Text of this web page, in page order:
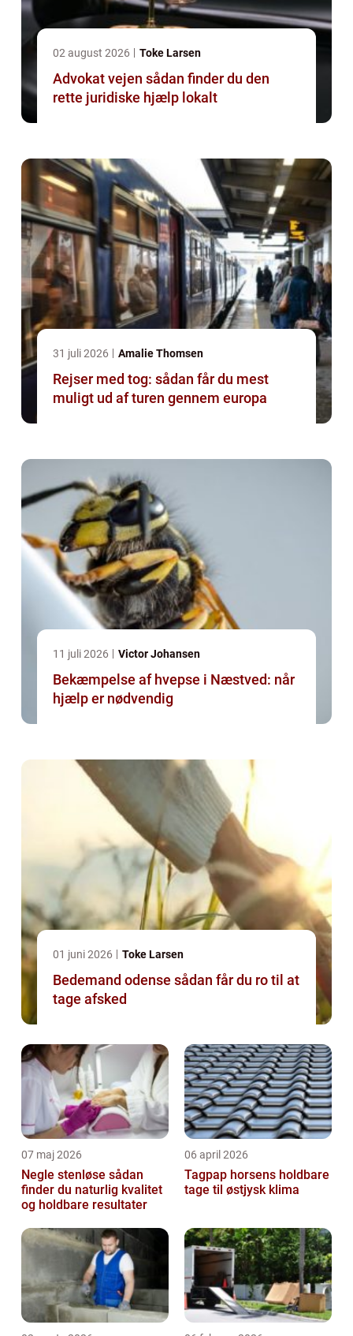
02 august 2026 Toke Larsen
Advokat vejen sådan finder du den
rette juridiske hjælp lokalt
31 juli 2026 Amalie Thomsen
Rejser med tog: sådan får du mest
muligt ud af turen gennem europa
11 juli 2026 Victor Johansen
Bekæmpelse af hvepse i Næstved: når
hjælp er nødvendig
01 juni 2026 Toke Larsen
Bedemand odense sådan får du ro til at
tage afsked
07 maj 2026
Negle stenløse sådan
finder du naturlig kvalitet
og holdbare resultater
06 april 2026
Tagpap horsens holdbare
tage til østjysk klima